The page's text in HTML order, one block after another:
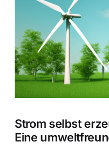
Strom selbst
Eine